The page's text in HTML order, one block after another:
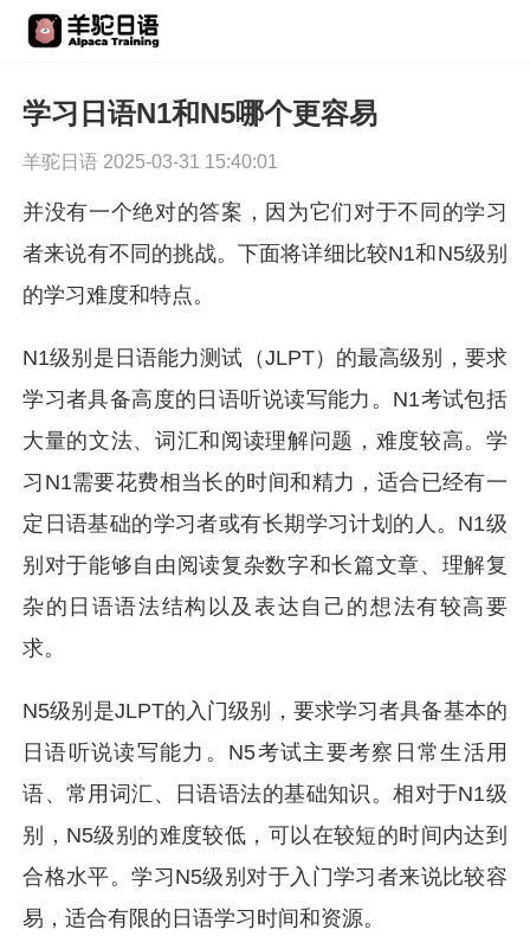
学习日语N1和N5哪个更容易
羊驼日语 2025-03-31 15:40:01
并没有一个绝对的答案，因为它们对于不同的学习
者来说有不同的挑战。下面将详细比较N1和N5级别
的学习难度和特点。
N1级别是日语能力测试（JLPT）的最高级别，要求
学习者具备高度的日语听说读写能力。N1考试包括
大量的文法、词汇和阅读理解问题，难度较高。学
习N1需要花费相当长的时间和精力，适合已经有一
定日语基础的学习者或有长期学习计划的人。N1级
别对于能够自由阅读复杂数字和长篇文章、理解复
杂的日语语法结构以及表达自己的想法有较高要
求。
N5级别是JLPT的入门级别，要求学习者具备基本的
日语听说读写能力。N5考试主要考察日常生活用
语、常用词汇、日语语法的基础知识。相对于N1级
别，N5级别的难度较低，可以在较短的时间内达到
合格水平。学习N5级别对于入门学习者来说比较容
易，适合有限的日语学习时间和资源。